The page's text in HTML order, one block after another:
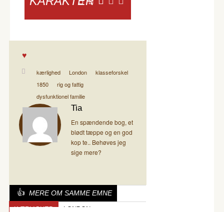
kærlighed London
klasseforskel
1850
rig og fattig
dysfunktionel familie
Tia
En spændende bog, et
blødt tæppe og en god
kop te.. Behøves jeg
sige mere?
MERE OM SAMME EMNE
KÆRLIGHED LONDON